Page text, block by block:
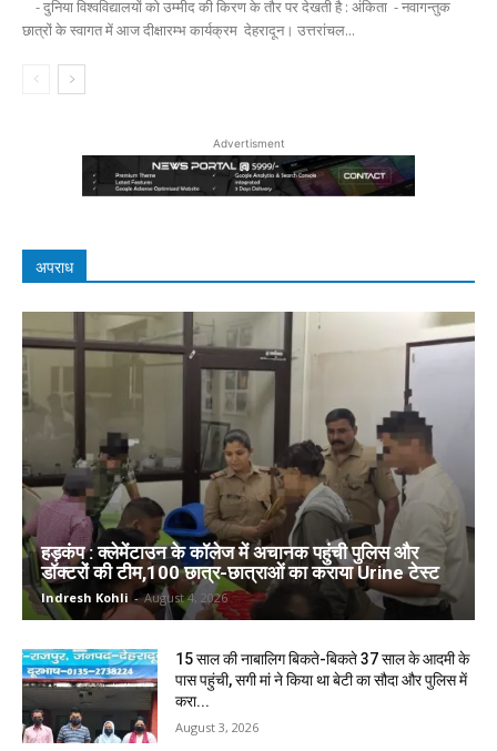
- दुनिया विश्वविद्यालयों को उम्मीद की किरण के तौर पर देखती है : अंकिता - नवागन्तुक
छात्रों के स्वागत में आज दीक्षारम्भ कार्यक्रम देहरादून। उत्तरांचल...
Advertisment
अपराध
हड़कंप : क्लेमेंटाउन के कॉलेज में अचानक पहुंची पुलिस और
डॉक्टरों की टीम,100 छात्र-छात्राओं का कराया Urine टेस्ट
Indresh Kohli - August 4, 2026
15 साल की नाबालिग बिकते-बिकते 37 साल के आदमी के
पास पहुंची, सगी मां ने किया था बेटी का सौदा और पुलिस में
करा...
August 3, 2026